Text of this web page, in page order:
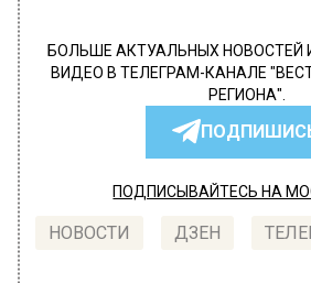
БОЛЬШЕ АКТУАЛЬНЫХ НОВОСТЕЙ
ВИДЕО В ТЕЛЕГРАМ-КАНАЛЕ
РЕГИОНА".
ПОДПИСЫВАЙТЕСЬ НА
НОВОСТИ ДЗЕН